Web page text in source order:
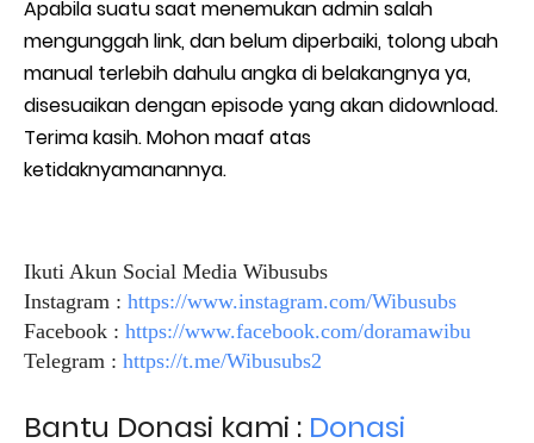
Apabila suatu saat menemukan admin salah
mengunggah link, dan belum diperbaiki, tolong ubah
manual terlebih dahulu angka di belakangnya ya,
disesuaikan dengan episode yang akan didownload.
Terima kasih. Mohon maaf atas
ketidaknyamanannya.
Ikuti Akun Social Media Wibusubs
Instagram : https://www.instagram.com/Wibusubs
Facebook : https://www.facebook.com/doramawibu
Telegram : https://t.me/Wibusubs2
Bantu Donasi kami : Donasi